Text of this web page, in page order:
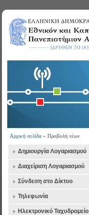
Αρχική σελίδα » Προβολή νέων
Δημιουργία Λογαριασμού
Διαχείριση Λογαριασμού
Σύνδεση στο Δίκτυο
Τηλεφωνία
Ηλεκτρονικό Ταχυδρομείο